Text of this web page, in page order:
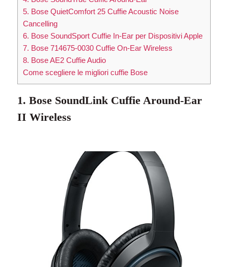
5. Bose QuietComfort 25 Cuffie Acoustic Noise
Cancelling
6. Bose SoundSport Cuffie In-Ear per Dispositivi Apple
7. Bose 714675-0030 Cuffie On-Ear Wireless
8. Bose AE2 Cuffie Audio
Come scegliere le migliori cuffie Bose
1. Bose SoundLink Cuffie Around-Ear
II Wireless